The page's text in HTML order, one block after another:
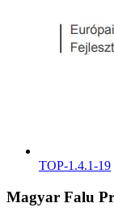
TOP-1.4.1-19
Magyar Falu